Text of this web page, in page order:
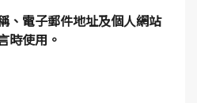
、電子郵件地址及個人網站
時使用。